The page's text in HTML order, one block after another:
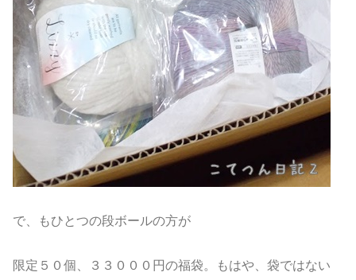
で、もひとつの段ボールの方が
限定５０個、３３０００円の福袋。もはや、袋ではない